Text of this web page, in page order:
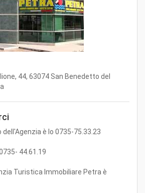
44, 63074 San Benedetto del
dell'Agenzia è lo 0735-75.33.23
44.61.19
Turistica Immobiliare Petra è